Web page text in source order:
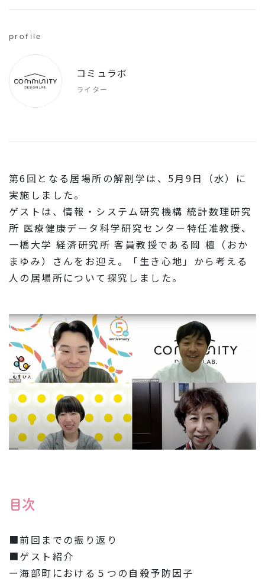
profile
コミュラボ
ライター
第6回となる居場所の解剖学は、5月9日（水）に
実施しました。
ゲストは、情報・システム研究機構 統計数理研究
所 医療健康データ科学研究センター特任准教授、
一橋大学 経済研究所 客員教授である岡 檀（おか
まゆみ）さんをお迎え。「生き心地」から考える
人の居場所について探究しました。
目次
■前回までの振り返り
■ゲスト紹介
ー海部町における５つの自殺予防因子